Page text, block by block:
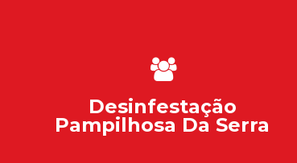
Desinfestação
Pampilhosa Da Serra